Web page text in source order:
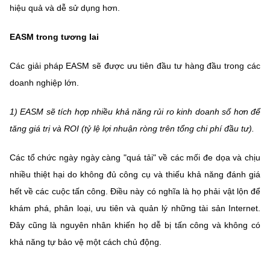
hiệu quả và dễ sử dụng hơn.
EASM trong tương lai
Các giải pháp EASM sẽ được ưu tiên đầu tư hàng đầu trong các
doanh nghiệp lớn.
1) EASM sẽ tích hợp nhiều khả năng rủi ro kinh doanh số hơn để
tăng giá trị và ROI (tỷ lệ lợi nhuận ròng trên tổng chi phí đầu tư).
Các tổ chức ngày ngày càng "quá tải" về các mối đe dọa và chịu
nhiều thiệt hại do không đủ công cụ và thiếu khả năng đánh giá
hết về các cuộc tấn công. Điều này có nghĩa là họ phải vật lộn để
khám phá, phân loại, ưu tiên và quản lý những tài sản Internet.
Đây cũng là nguyên nhân khiến họ dễ bị tấn công và không có
khả năng tự bảo vệ một cách chủ động.